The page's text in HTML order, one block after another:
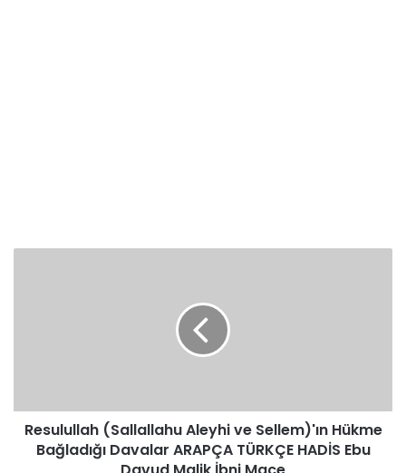
ARAPÇA
TÜRKÇE
HADİS
Resulullah (Sallallahu Aleyhi ve Sellem)'ın Hükme
Bağladığı Davalar ARAPÇA TÜRKÇE HADİS Ebu